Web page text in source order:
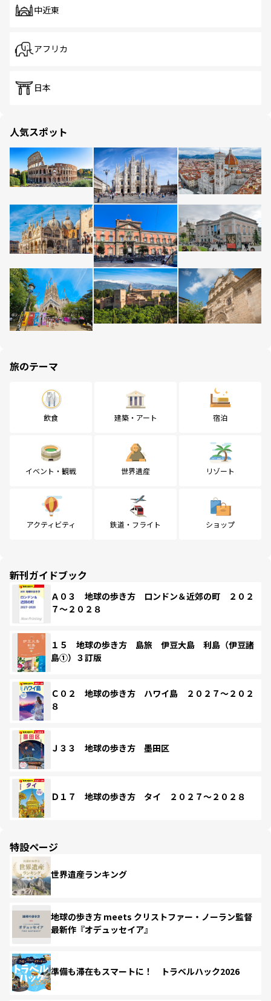
中近東
アフリカ
日本
人気スポット
旅のテーマ
飲食 建築・アート 宿泊
イベント・観戦 世界遺産 リゾート
アクティビティ 鉄道・フライト ショップ
新刊ガイドブック
Ａ０３ 地球の歩き方 ロンドン＆近郊の町 ２０２
７～２０２８
１５ 地球の歩き方 島旅 伊豆大島 利島（伊豆諸
島①）３訂版
Ｃ０２ 地球の歩き方 ハワイ島 ２０２７～２０２
８
Ｊ３３ 地球の歩き方 墨田区
Ｄ１７ 地球の歩き方 タイ ２０２７～２０２８
特設ページ
世界遺産ランキング
地球の歩き方 meets クリストファー・ノーラン監督
最新作『オデュッセイア』
準備も滞在もスマートに！ トラベルハック2026